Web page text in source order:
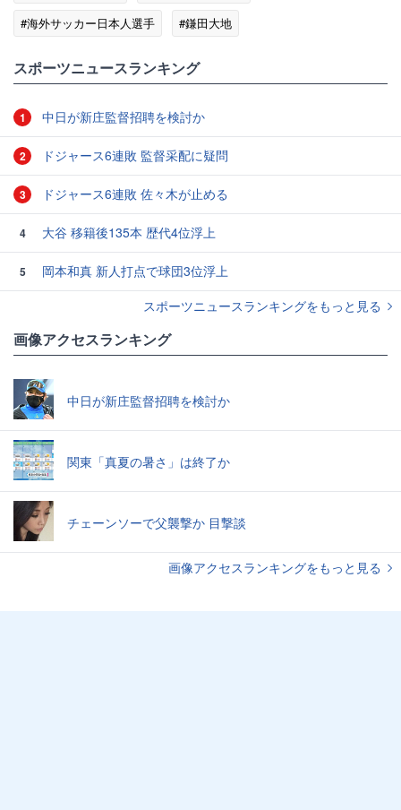
#海外サッカー日本人選手
#鎌田大地
スポーツニュースランキング
1 中日が新庄監督招聘を検討か
2 ドジャース6連敗 監督采配に疑問
3 ドジャース6連敗 佐々木が止める
4 大谷 移籍後135本 歴代4位浮上
5
岡本和真 新人打点で球団3位浮上
スポーツニュースランキングをもっと見る
画像アクセスランキング
中日が新庄監督招聘を検討か
関東「真夏の暑さ」は終了か
チェーンソーで父襲撃か 目撃談
画像アクセスランキングをもっと見る